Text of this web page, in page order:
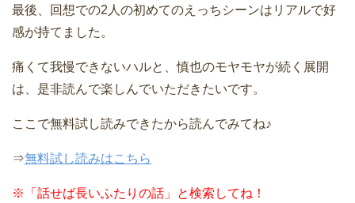
最後、回想での2人の初めてのえっちシーンはリアルで好
感が持てました。
痛くて我慢できないハルと、慎也のモヤモヤが続く展開
は、是非読んで楽しんでいただきたいです。
ここで無料試し読みできたから読んでみてね♪
⇒無料試し読みはこちら
※ 「話せば長いふたりの話」と検索してね！